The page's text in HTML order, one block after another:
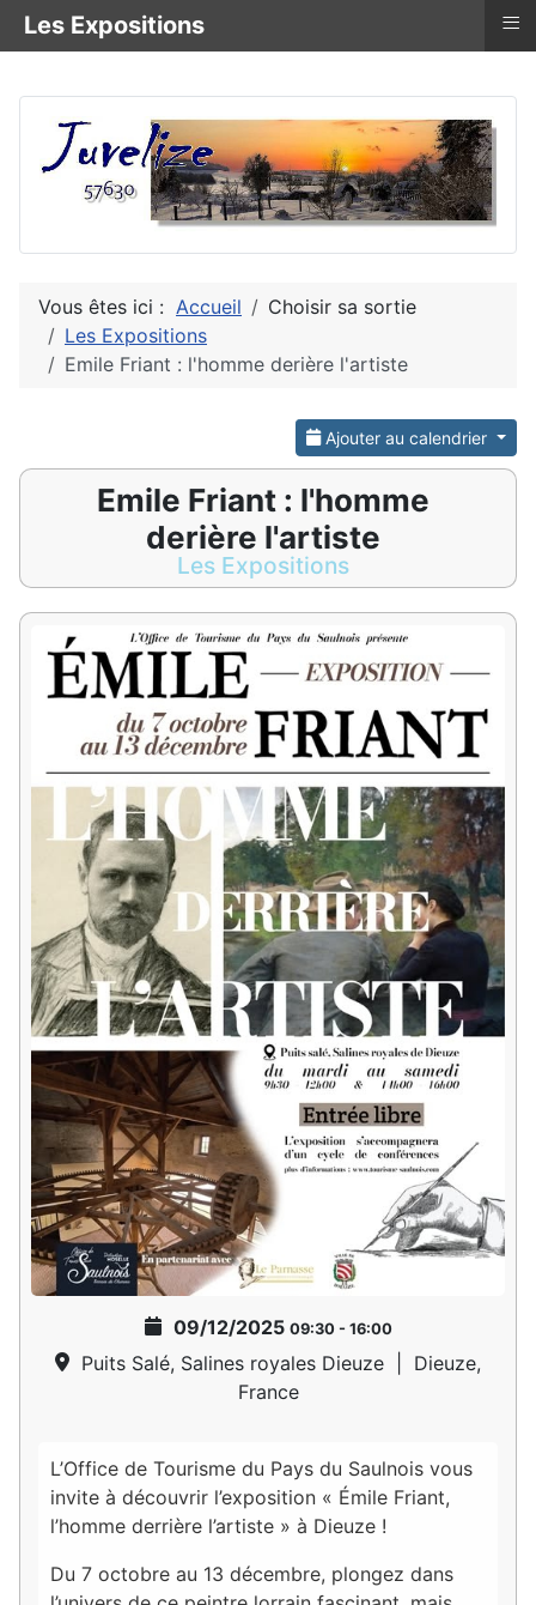
Vous êtes ici : Accueil
Choisir sa sortie
Les Expositions
Emile Friant : l'homme derière l'artiste
Ajouter au calendrier
Emile Friant : l'homme
derière l'artiste
Les Expositions
09/12/2025 09:30- 16:00
Puits Salé, Salines royales Dieuze
Dieuze,
France
L’Office de Tourisme du Pays du Saulnois vous
invite à découvrir l’exposition « Émile Friant,
l’homme derrière l’artiste » à Dieuze !
Du 7 octobre au 13 décembre, plongez dans
Les Expositions ≡